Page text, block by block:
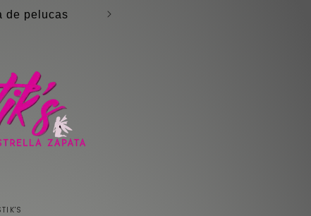
💗Descubre la magia que habita en ti